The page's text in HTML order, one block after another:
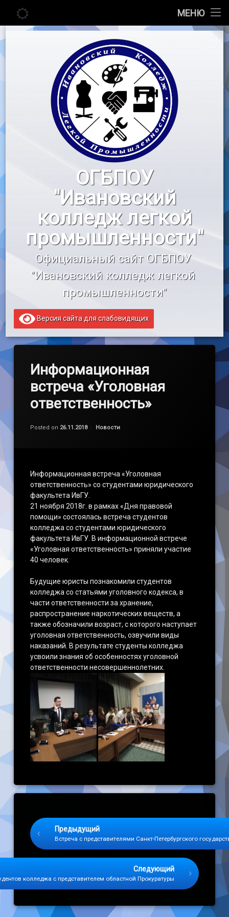
МЕНЮ
Главная
Педагогу
Воспитательная работа
«Профессионалы»
«Профессионалитет»
Образовательный кредит
Перейти
к
ОГБПОУ
"Ивановский
колледж легкой
промышленности"
Официальный сайт ОГБПОУ
"Ивановский колледж легкой
промышленности"
Версия сайта для слабовидящих
Информационная
встреча «Уголовная
ответственность»
Posted on 26.11.2018
Обновлено на
by
Категории:
Новости
Информационная встреча «Уголовная
ответственность» со студентами юридического
факультета ИвГУ.
21 ноября 2018г. в рамках «Дня правовой
помощи» состоялась встреча студентов
колледжа со студентами юридического
факультета ИвГУ. В информационной встрече
«Уголовная ответственность» приняли участие
40 человек.
Будущие юристы познакомили студентов
колледжа со статьями уголовного кодекса, в
части ответственности за хранение,
распространение наркотических веществ, а
также обозначили возраст, с которого наступает
уголовная ответственность, озвучили виды
наказаний. В результате студенты колледжа
усвоили знания об особенностях уголовной
ответственности несовершеннолетних.
Предыдущий
Встреча с представителями Санкт-Петербургского
Следующий
колледжа с представителем областной Прокуратуры